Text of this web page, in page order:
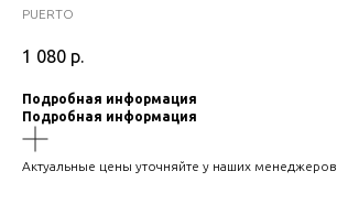
PUERTO
1 080 р.
Подробная информация
Подробная информация
Актуальные цены уточняйте у наших менеджеров